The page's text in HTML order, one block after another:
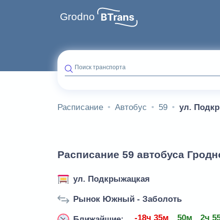
Grodno
Поиск транспорта
Расписание Автобус 59 ул.
Расписание 59 автобуса
ул. Подкрыжацкая
Рынок Южный - Заболоть
-18ч 35м 50м 2ч